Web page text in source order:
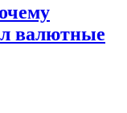
валютные